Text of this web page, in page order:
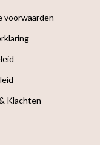
voorwaarden
Klachten